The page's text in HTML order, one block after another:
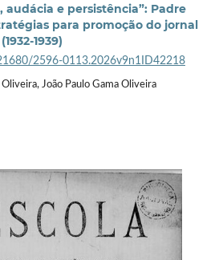
audácia e persistência”: Padre
para promoção do jornal
1939)
2596-0113.2026v9n1ID42218
João Paulo Gama Oliveira